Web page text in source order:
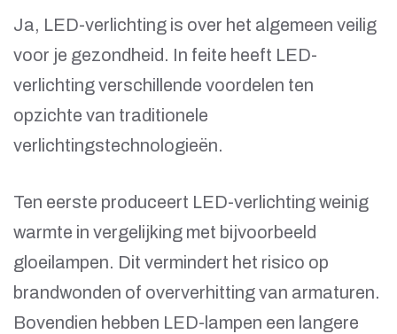
Ja, LED-verlichting is over het algemeen veilig
voor je gezondheid. In feite heeft LED-
verlichting verschillende voordelen ten
opzichte van traditionele
verlichtingstechnologieën.
Ten eerste produceert LED-verlichting weinig
warmte in vergelijking met bijvoorbeeld
gloeilampen. Dit vermindert het risico op
brandwonden of oververhitting van armaturen.
Bovendien hebben LED-lampen een langere